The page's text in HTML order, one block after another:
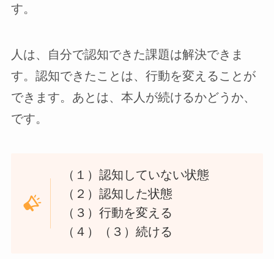
す。
人は、自分で認知できた課題は解決できま
す。認知できたことは、行動を変えることが
できます。あとは、本人が続けるかどうか、
です。
（１）認知していない状態
（２）認知した状態
（３）行動を変える
（４）（３）続ける